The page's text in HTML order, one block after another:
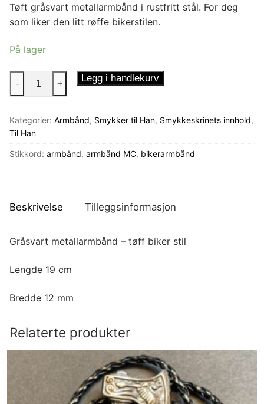
Tøft gråsvart metallarmbånd i rustfritt stål. For deg
som liker den litt røffe bikerstilen.
På lager
Armbånd
antall
- + Legg i handlekurv
Kategorier: Armbånd, Smykker til Han, Smykkeskrinets innhold,
Til Han
Stikkord: armbånd, armbånd MC, bikerarmbånd
Beskrivelse Tilleggsinformasjon
Gråsvart metallarmbånd – tøff biker stil
Lengde 19 cm
Bredde 12 mm
Relaterte produkter